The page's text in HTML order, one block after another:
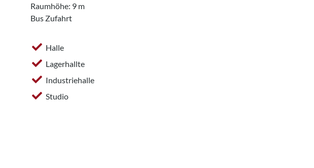
Raumhöhe: 9 m
Bus Zufahrt
Halle
Lagerhallte
Industriehalle
Studio